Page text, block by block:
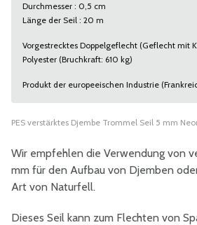
Durchmesser : 0,5 cm
Länge der Seil : 20 m
Vorgestrecktes Doppelgeflecht (Geflecht mit
Polyester (Bruchkraft: 610 kg)
Produkt der europeeischen Industrie
PES verstärktes Djembe Trommel Seil 5 mm
Wir empfehlen die Verwendung von
mm für den Aufbau von Djemben
Art von Naturfell.
Dieses Seil kann zum Flechten von